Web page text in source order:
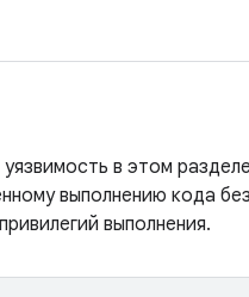
в этом
выполнению кода без
выполнения.